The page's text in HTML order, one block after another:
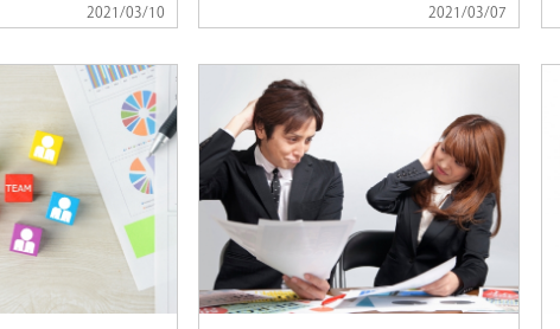
2021/03/10 2021/03/07